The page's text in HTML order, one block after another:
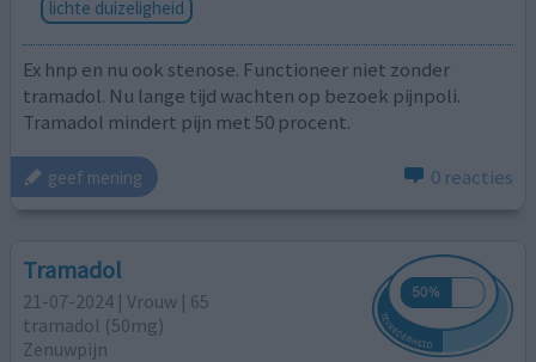
lichte duizeligheid
Ex hnp en nu ook stenose. Functioneer niet zonder
tramadol. Nu lange tijd wachten op bezoek pijnpoli.
Tramadol mindert pijn met 50 procent.
geef mening 0 reacties
Tramadol
21-07-2024 | Vrouw | 65
tramadol (50mg)
Zenuwpijn